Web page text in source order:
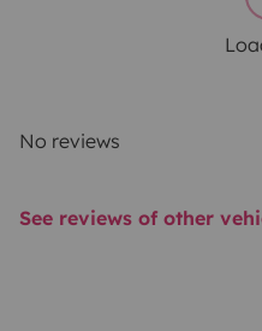
No reviews
See reviews of other